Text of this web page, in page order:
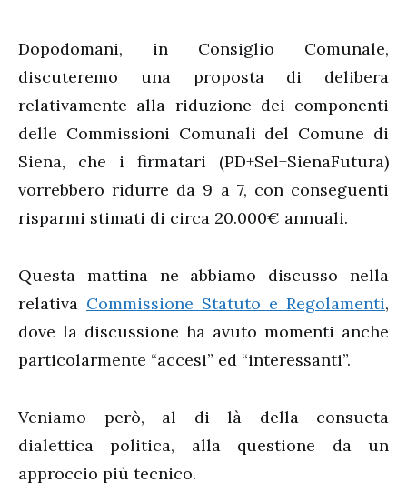
Dopodomani, in Consiglio Comunale,
discuteremo una proposta di delibera
relativamente alla riduzione dei componenti
delle Commissioni Comunali del Comune di
Siena, che i firmatari (PD+Sel+SienaFutura)
vorrebbero ridurre da 9 a 7, con conseguenti
risparmi stimati di circa 20.000€ annuali.
Questa mattina ne abbiamo discusso nella
relativa Commissione Statuto e Regolamenti,
dove la discussione ha avuto momenti anche
particolarmente “accesi” ed “interessanti”.
Veniamo però, al di là della consueta
dialettica politica, alla questione da un
approccio più tecnico.